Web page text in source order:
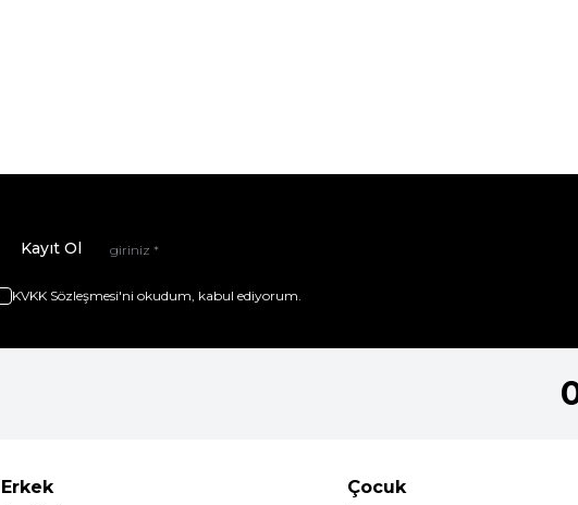
Kayıt Ol
KVKK Sözleşmesi'ni okudum, kabul ediyorum.
Erkek Çocuk